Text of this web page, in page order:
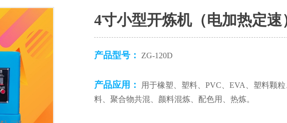
4寸小型开炼机（电加热定速
产品型号： ZG-120D
产品应用：
用于橡塑、塑料、PVC、EVA、塑料颗
料、聚合物共混、颜料混炼、配色用、热炼。